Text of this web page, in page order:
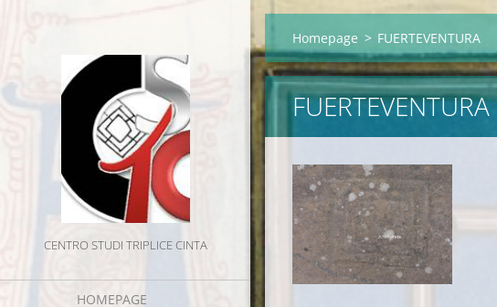
CENTRO STUDI TRIPLICE CINTA
HOMEPAGE
Homepage > FUERTEVENTURA
FUERTEVENTURA